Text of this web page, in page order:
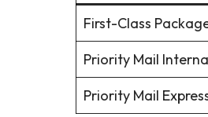
First-Class
Priority Mail
Priority Mail